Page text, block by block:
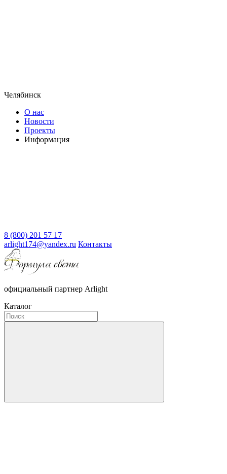
Челябинск
О нас
Новости
Проекты
Информация
8 (800) 201 57 17
arlight174@yandex.ru Контакты
официальный партнер Arlight
Каталог